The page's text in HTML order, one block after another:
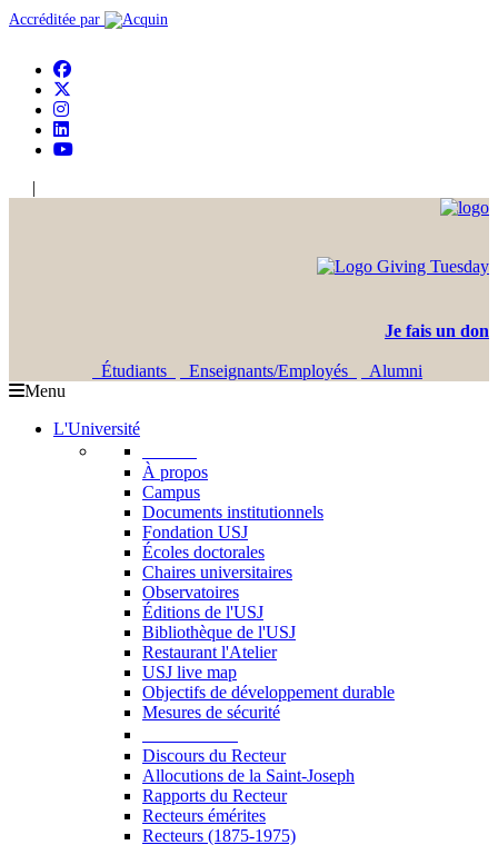
Accréditée par
|
Je fais un don
Étudiants Enseignants/Employés
Alumni
Menu
L'Université
À propos
Campus
Documents institutionnels
Fondation USJ
Écoles doctorales
Chaires universitaires
Observatoires
Éditions de l'USJ
Bibliothèque de l'USJ
Restaurant l'Atelier
USJ live map
Objectifs de développement durable
Mesures de sécurité
Discours du Recteur
Allocutions de la Saint-Joseph
Rapports du Recteur
Recteurs émérites
Recteurs (1875-1975)